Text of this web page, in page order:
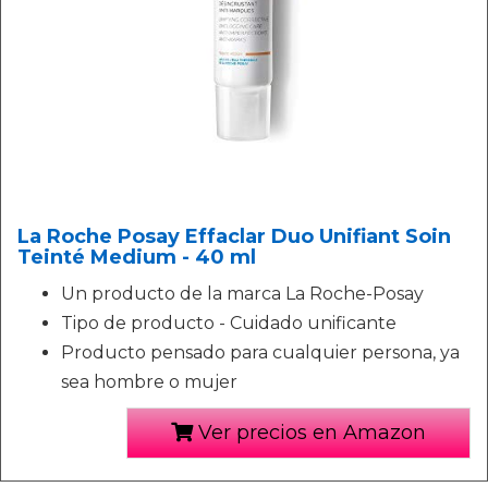
La Roche Posay Effaclar Duo Unifiant Soin
Teinté Medium - 40 ml
Un producto de la marca La Roche-Posay
Tipo de producto - Cuidado unificante
Producto pensado para cualquier persona, ya
sea hombre o mujer
Ver precios en Amazon